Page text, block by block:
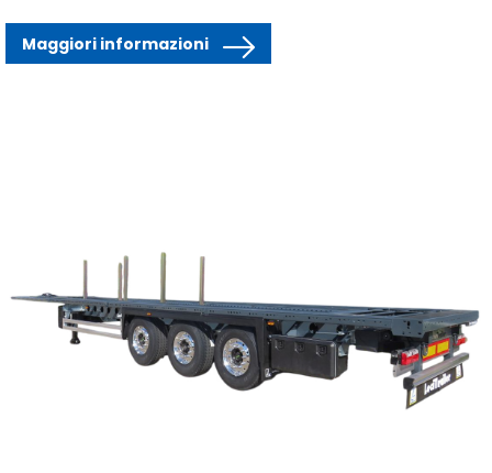
Maggiori informazioni